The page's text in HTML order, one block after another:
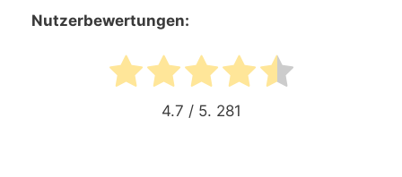
Nutzerbewertungen:
4.7 / 5. 281